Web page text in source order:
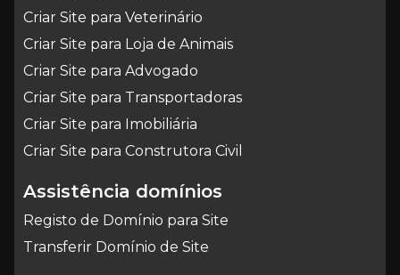
Criar Site para Veterinário
Criar Site para Loja de Animais
Criar Site para Advogado
Criar Site para Transportadoras
Criar Site para Imobiliária
Criar Site para Construtora Civil
Assistência domínios
Registo de Domínio para Site
Transferir Domínio de Site